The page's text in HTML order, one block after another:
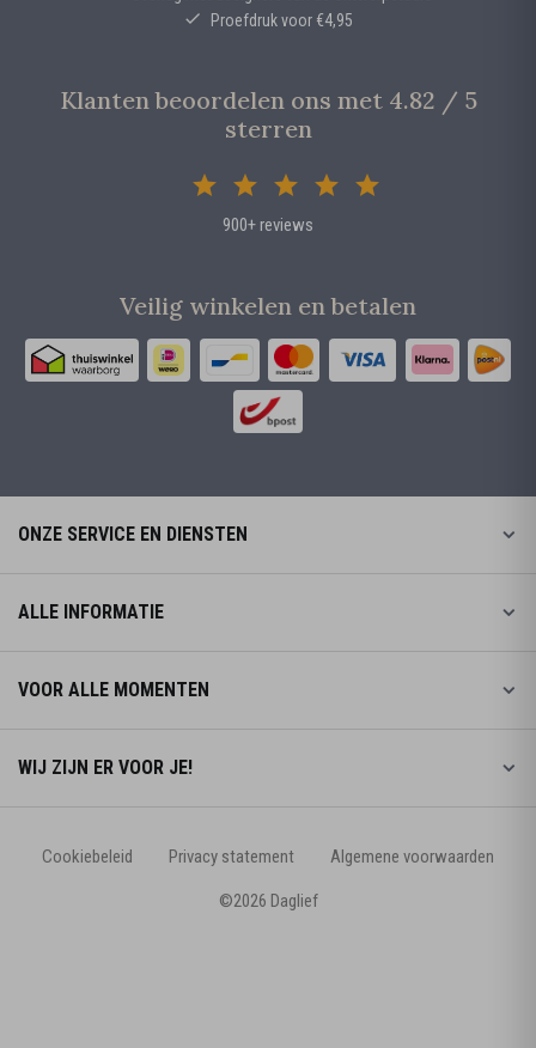
Proefdruk voor €4,95
Klanten beoordelen ons met 4.82 / 5
sterren
900+ reviews
Veilig winkelen en betalen
ONZE SERVICE EN DIENSTEN
ALLE INFORMATIE
VOOR ALLE MOMENTEN
WIJ ZIJN ER VOOR JE!
Cookiebeleid Privacy statement Algemene voorwaarden
©2026 Daglief